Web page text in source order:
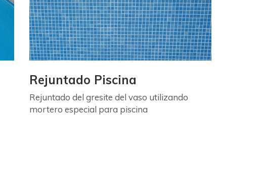
Rejuntado Piscina
Rejuntado del gresite del vaso utilizando
mortero especial para piscina